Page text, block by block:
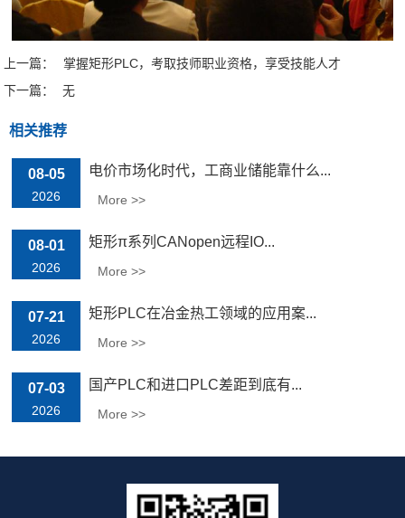
上一篇：
掌握矩形PLC，考取技师职业资格，享受技能人才
下一篇：
无
相关推荐
08-05
2026
电价市场化时代，工商业储能靠什么...
More >>
08-01
2026
矩形π系列CANopen远程IO...
More >>
07-21
2026
矩形PLC在冶金热工领域的应用案...
More >>
07-03
2026
国产PLC和进口PLC差距到底有...
More >>